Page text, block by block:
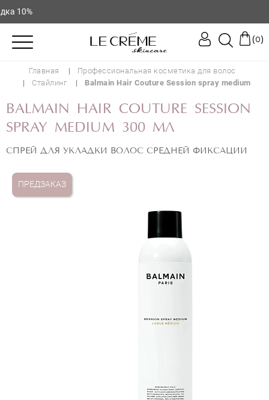
10%
(0)
Главная
Профессиональная косметика для волос
Стайлинг
Balmain Hair Couture Session spray medium
BALMAIN HAIR COUTURE SESSION
SPRAY MEDIUM 300 МЛ
СПРЕЙ ДЛЯ УКЛАДКИ ВОЛОС СРЕДНЕЙ ФИКСАЦИИ
ПРЕДЗАКАЗ